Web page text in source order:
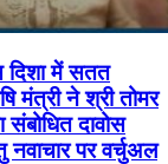
दिशा में सतत
मंत्री ने श्री तोमर
दावोस
नवाचार पर वर्चुअल